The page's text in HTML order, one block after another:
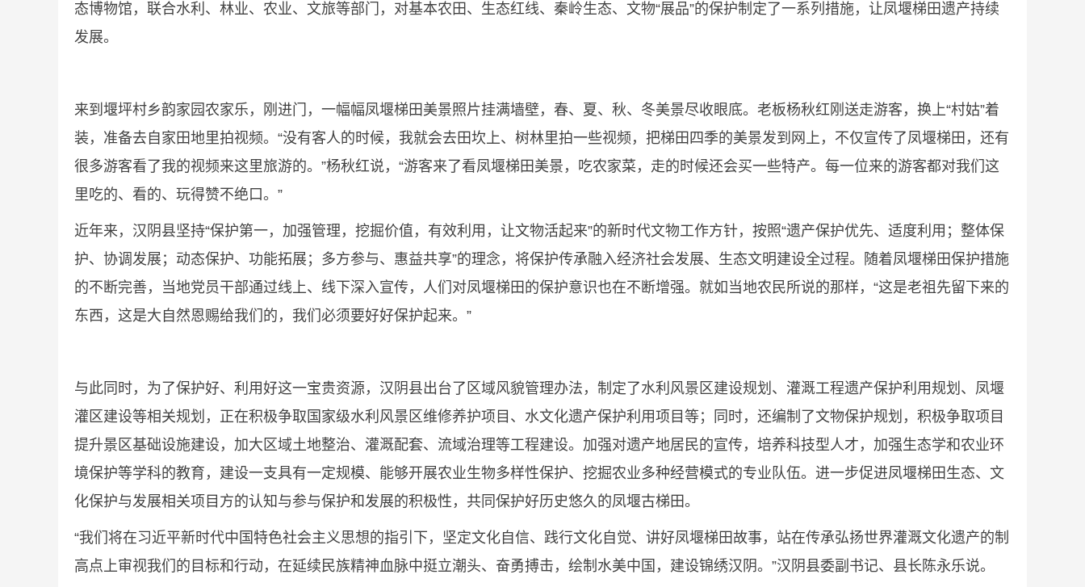
态博物馆，联合水利、林业、农业、文旅等部门，对基本农田、生态红线、秦岭生态、文物“展品”的保护制定了一系列措施，让凤堰梯田遗产持续
发展。
来到堰坪村乡韵家园农家乐，刚进门，一幅幅凤堰梯田美景照片挂满墙壁，春、夏、秋、冬美景尽收眼底。老板杨秋红刚送走游客，换上“村姑”着
装，准备去自家田地里拍视频。“没有客人的时候，我就会去田坎上、树林里拍一些视频，把梯田四季的美景发到网上，不仅宣传了凤堰梯田，还有
很多游客看了我的视频来这里旅游的。”杨秋红说，“游客来了看凤堰梯田美景，吃农家菜，走的时候还会买一些特产。每一位来的游客都对我们这
里吃的、看的、玩得赞不绝口。”
近年来，汉阴县坚持“保护第一，加强管理，挖掘价值，有效利用，让文物活起来”的新时代文物工作方针，按照“遗产保护优先、适度利用；整体保
护、协调发展；动态保护、功能拓展；多方参与、惠益共享”的理念，将保护传承融入经济社会发展、生态文明建设全过程。随着凤堰梯田保护措施
的不断完善，当地党员干部通过线上、线下深入宣传，人们对凤堰梯田的保护意识也在不断增强。就如当地农民所说的那样，“这是老祖先留下来的
东西，这是大自然恩赐给我们的，我们必须要好好保护起来。”
与此同时，为了保护好、利用好这一宝贵资源，汉阴县出台了区域风貌管理办法，制定了水利风景区建设规划、灌溉工程遗产保护利用规划、凤堰
灌区建设等相关规划，正在积极争取国家级水利风景区维修养护项目、水文化遗产保护利用项目等；同时，还编制了文物保护规划，积极争取项目
提升景区基础设施建设，加大区域土地整治、灌溉配套、流域治理等工程建设。加强对遗产地居民的宣传，培养科技型人才，加强生态学和农业环
境保护等学科的教育，建设一支具有一定规模、能够开展农业生物多样性保护、挖掘农业多种经营模式的专业队伍。进一步促进凤堰梯田生态、文
化保护与发展相关项目方的认知与参与保护和发展的积极性，共同保护好历史悠久的凤堰古梯田。
“我们将在习近平新时代中国特色社会主义思想的指引下，坚定文化自信、践行文化自觉、讲好凤堰梯田故事，站在传承弘扬世界灌溉文化遗产的制
高点上审视我们的目标和行动，在延续民族精神血脉中挺立潮头、奋勇搏击，绘制水美中国，建设锦绣汉阴。”汉阴县委副书记、县长陈永乐说。